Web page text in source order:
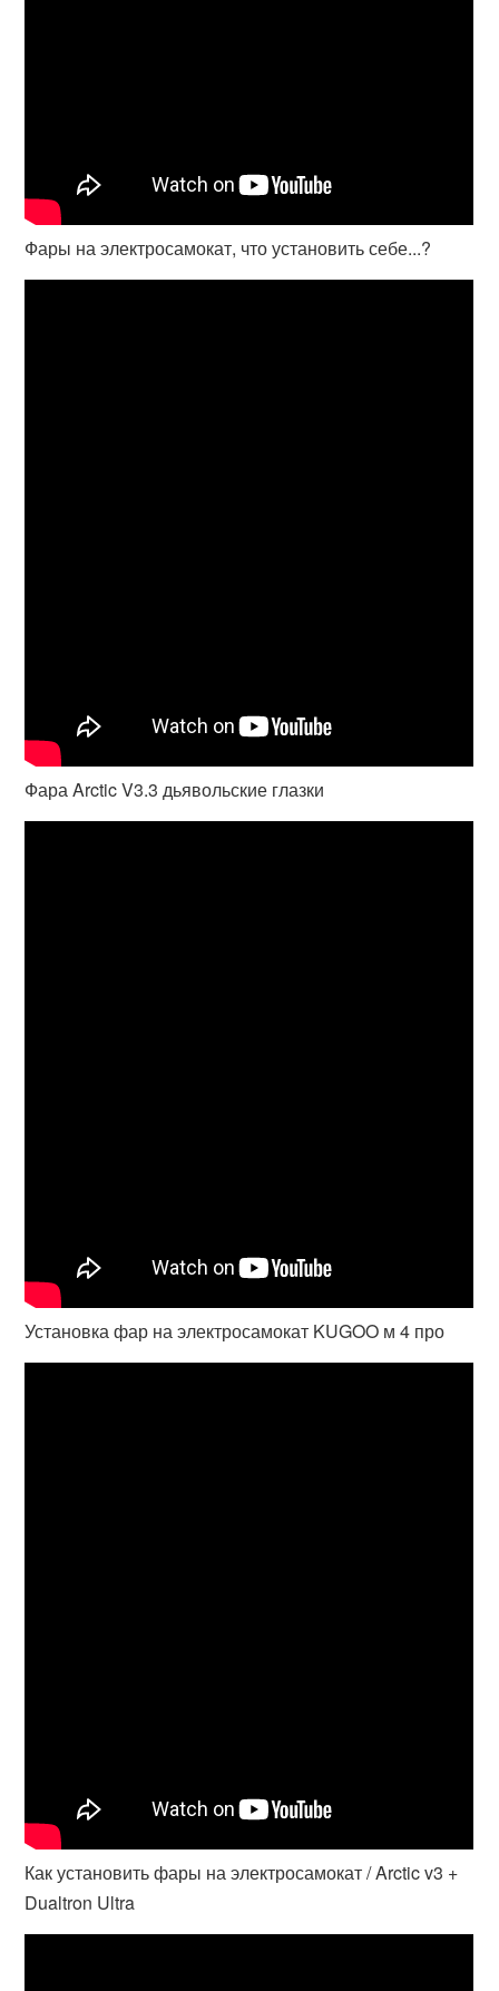
Фары на электросамокат, что установить себе...?
Фара Arctic V3.3 дьявольские глазки
Установка фар на электросамокат KUGOO м 4 про
Как установить фары на электросамокат / Arctic v3 +
Dualtron Ultra